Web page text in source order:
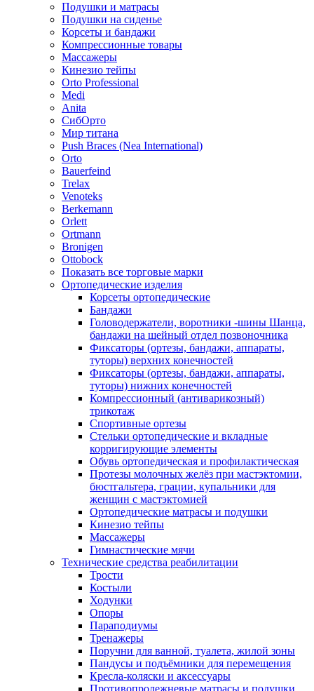
Подушки и матрасы
Подушки на сиденье
Корсеты и бандажи
Компрессионные товары
Массажеры
Кинезио тейпы
Orto Professional
Medi
Anita
СибОрто
Мир титана
Push Braces (Nea International)
Orto
Bauerfeind
Trelax
Venoteks
Berkemann
Orlett
Ortmann
Bronigen
Ottobock
Показать все торговые марки
Ортопедические изделия
Корсеты ортопедические
Бандажи
Головодержатели, воротники -шины Шанца,
бандажи на шейный отдел позвоночника
Фиксаторы (ортезы, бандажи, аппараты,
туторы) верхних конечностей
Фиксаторы (ортезы, бандажи, аппараты,
туторы) нижних конечностей
Компрессионный (антиварикозный)
трикотаж
Спортивные ортезы
Стельки ортопедические и вкладные
корригирующие элементы
Обувь ортопедическая и профилактическая
Протезы молочных желёз при мастэктомии,
бюстгальтера, грации, купальники для
женщин с мастэктомией
Ортопедические матрасы и подушки
Кинезио тейпы
Массажеры
Гимнастические мячи
Технические средства реабилитации
Трости
Костыли
Ходунки
Опоры
Параподиумы
Тренажеры
Поручни для ванной, туалета, жилой зоны
Пандусы и подъёмники для перемещения
Кресла-коляски и аксессуары